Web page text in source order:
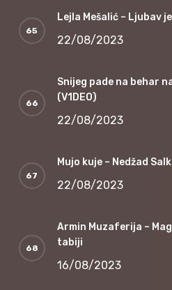
Lejla Mešalić – Ljubav
22/08/2023
Snijeg pade na behar
(V1DEO)
22/08/2023
Mujo kuje – Nedžad
22/08/2023
Armin Muzaferija –
tabiji
16/08/2023